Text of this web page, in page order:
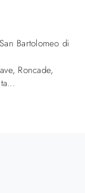
San Bartolomeo di
Roncade,